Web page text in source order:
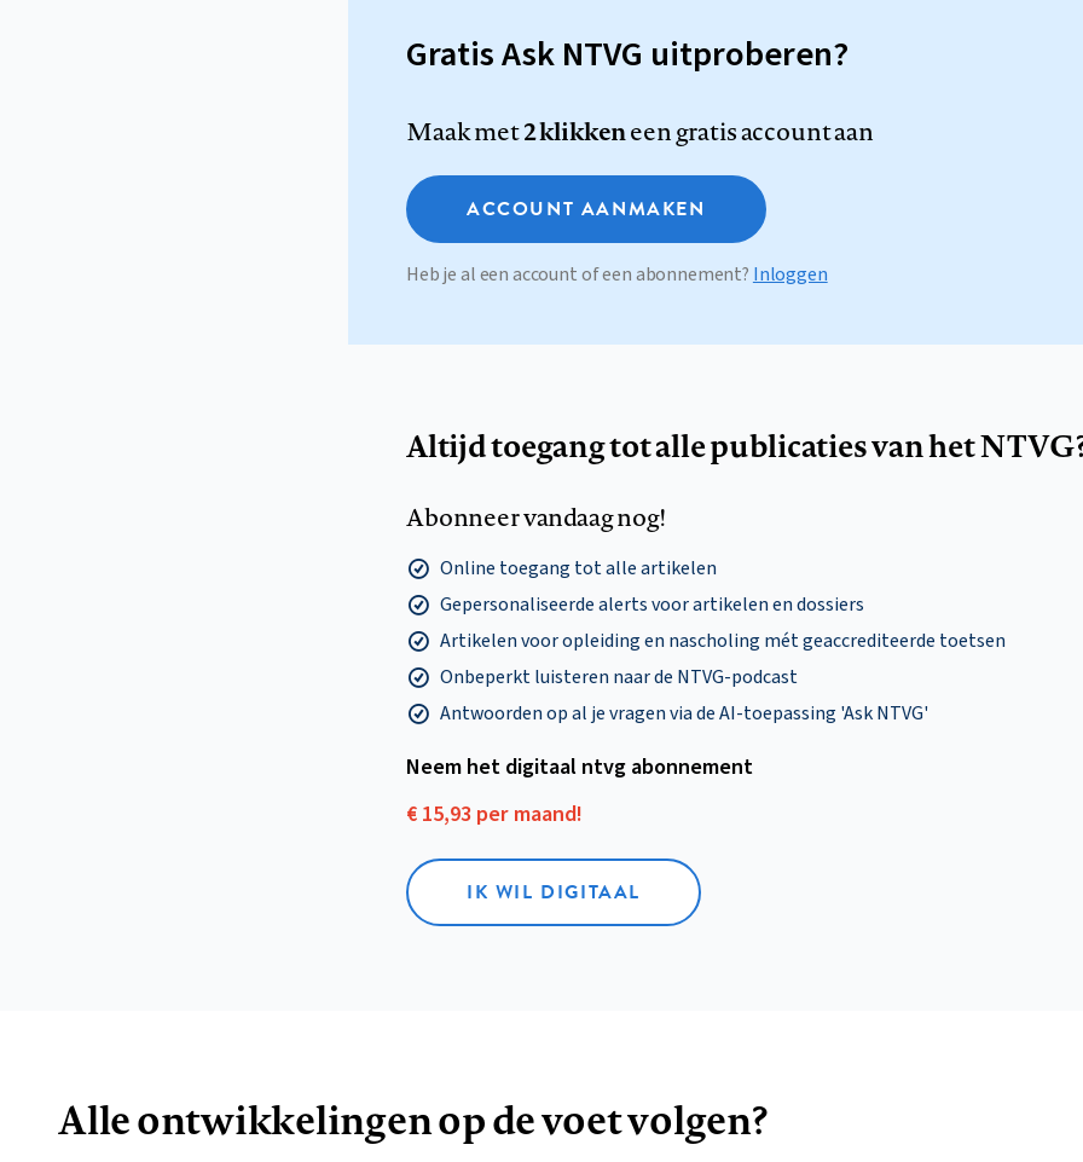
Gratis Ask NTVG uitproberen?
Maak met2 klikkeneen gratis account aan
ACCOUNT AANMAKEN
Heb je al een account of een abonnement? Inloggen
Altijd toegang tot alle publicaties van het
Abonneer vandaag nog!
Online toegang tot alle artikelen
Gepersonaliseerde alerts voor artikelen en dossiers
Artikelen voor opleiding en nascholing mét geaccrediteerde toetsen
Onbeperkt luisteren naar de NTVG-podcast
Antwoorden op al je vragen via de AI-toepassing 'Ask NTVG'
Neem het digitaal ntvg abonnement
€ 15,93 per maand!
IK WIL DIGITAAL
Alle ontwikkelingen op de voet volgen?